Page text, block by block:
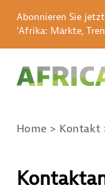
Abonnieren Sie
'Afrika: Märkte,
Home Kontakt